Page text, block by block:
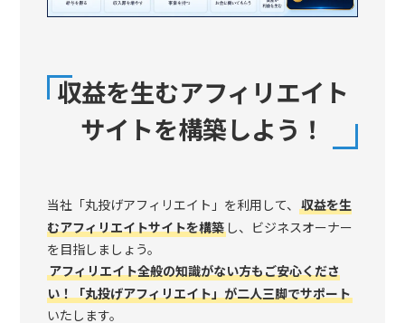
収益を生むアフィリエイト
サイトを構築しよう！
当社「丸投げアフィリエイト」を利用して、収益を生
むアフィリエイトサイトを構築 し、ビジネスオーナー
を目指しましょう。
アフィリエイト全般の知識がない方もご安心くださ
い！「丸投げアフィリエイト」が二人三脚でサポート
いたします。